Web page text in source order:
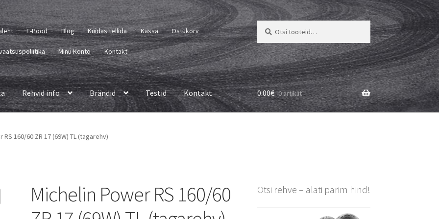
E-Pood Blog Kuidas tellida Kassa Ostukorv
Minu Konto Kontakt
Otsi:
Otsi
Rehvid info Brändid Testid Kontakt 0.00€ 0 artiklit
RS 160/60 ZR 17 (69W) TL (tagarehv)
Michelin Power RS 160/60
Otsi rehve – alati parim hind!